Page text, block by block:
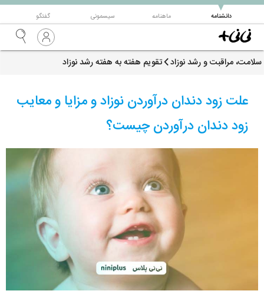
دانشنامه
▼ ماهنامه سیسمونی گفتگو
سلامت، مراقبت و رشد نوزاد تقویم هفته به هفته رشد نوزاد
علت زود دندان درآوردن نوزاد و مزایا و معایب
زود دندان درآوردن چیست؟